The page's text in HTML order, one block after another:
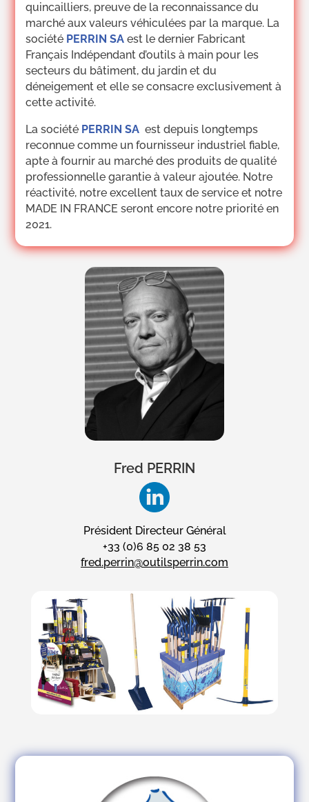
quincailliers, preuve de la reconnaissance du
marché aux valeurs véhiculées par la marque. La
société PERRIN SA est le dernier Fabricant
Français Indépendant d’outils à main pour les
secteurs du bâtiment, du jardin et du
déneigement et elle se consacre exclusivement à
cette activité.
La société PERRIN SA est depuis longtemps
reconnue comme un fournisseur industriel fiable,
apte à fournir au marché des produits de qualité
professionnelle garantie à valeur ajoutée. Notre
réactivité, notre excellent taux de service et notre
MADE IN FRANCE seront encore notre priorité en
2021.
Fred PERRIN
Président Directeur Général
+33 (0)6 85 02 38 53
fred.perrin@outilsperrin.com